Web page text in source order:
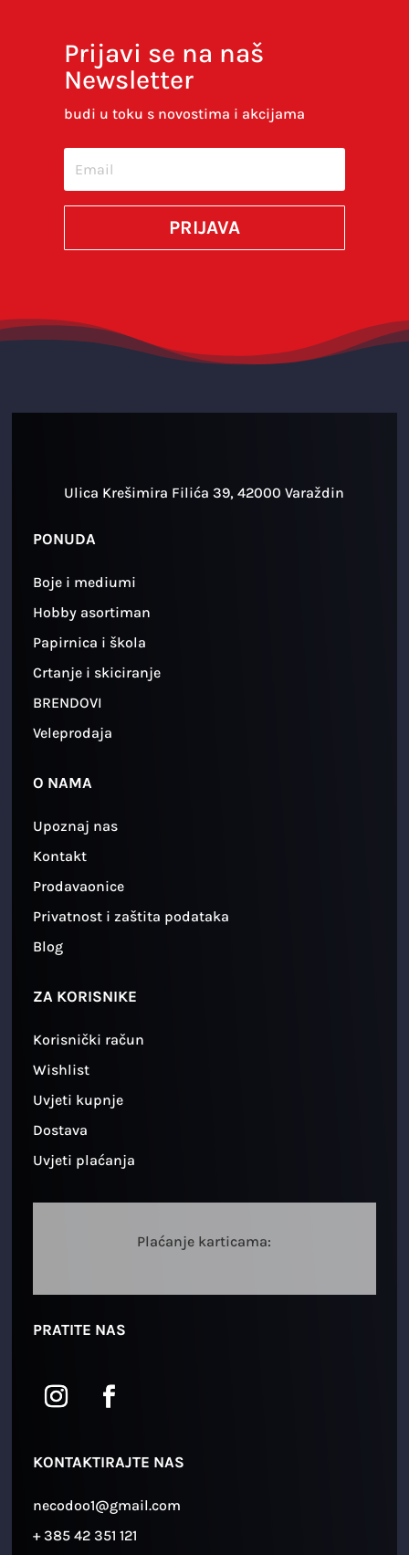
Spremi moje ime, e-poštu i web-stranicu u
budem komentirao.
Prijavi se na naš
Newsletter
budi u toku s novostima i akcijama
PRIJAVA
Ulica Krešimira Filića 39, 42000 Varaždin
PONUDA
Boje i mediumi
Hobby asortiman
Papirnica i škola
Crtanje i skiciranje
BRENDOVI
Veleprodaja
O NAMA
Upoznaj nas
Kontakt
Prodavaonice
Privatnost i zaštita podataka
Blog
ZA KORISNIKE
Korisnički račun
Wishlist
Uvjeti kupnje
Dostava
Uvjeti plaćanja
Plaćanje karticama:
PRATITE NAS
KONTAKTIRAJTE NAS
necodoo1@gmail.com
+ 385 42 351 121